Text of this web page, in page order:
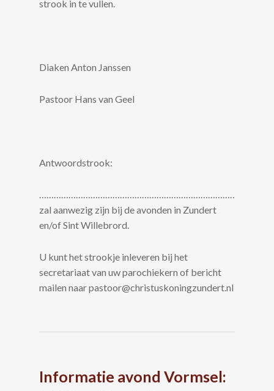
strook in te vullen.
Diaken Anton Janssen
Pastoor Hans van Geel
Antwoordstrook:
…………………………………………………………………………
zal aanwezig zijn bij de avonden in Zundert
en/of Sint Willebrord.
U kunt het strookje inleveren bij het
secretariaat van uw parochiekern of bericht
mailen naar pastoor@christuskoningzundert.nl
Informatie avond Vormsel: